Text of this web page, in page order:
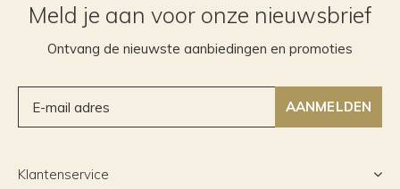
Meld je aan voor onze nieuwsbrief
Ontvang de nieuwste aanbiedingen en promoties
AANMELDEN
Klantenservice